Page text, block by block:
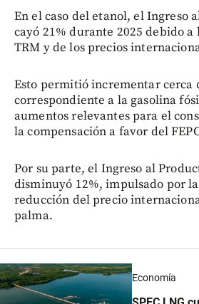
En el caso del etanol, el Ingreso
cayó 21% durante 2025 debido
TRM y de los precios
Esto permitió incrementar cerca
correspondiente a la gasolina
aumentos relevantes para el
la compensación a favor del
Por su parte, el Ingreso al
disminuyó 12%, impulsado por
reducción del precio
palma.
Economía